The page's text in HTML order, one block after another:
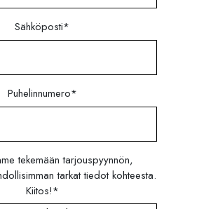
Sähköposti*
Puhelinnumero*
tekemään tarjouspyynnön,
tarkat tiedot kohteesta.
Kiitos!*